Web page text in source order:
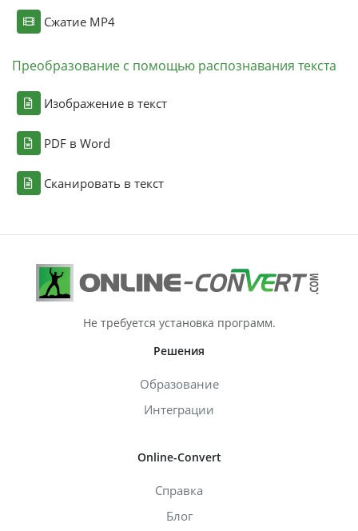
Сжатие MP4
Преобразование с помощью распознавания текста
Изображение в текст
PDF в Word
Сканировать в текст
Не требуется установка программ.
Решения
Образование
Интеграции
Online-Convert
Справка
Блог